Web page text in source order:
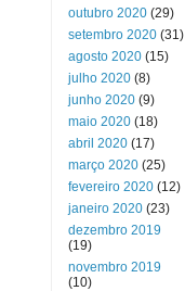
outubro 2020 (29)
setembro 2020 (31)
agosto 2020 (15)
julho 2020 (8)
junho 2020 (9)
maio 2020 (18)
abril 2020 (17)
março 2020 (25)
fevereiro 2020 (12)
janeiro 2020 (23)
dezembro 2019
(19)
novembro 2019
(10)